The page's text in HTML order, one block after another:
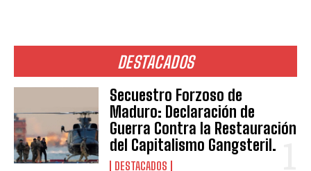
DESTACADOS
Secuestro Forzoso de
Maduro: Declaración de
Guerra Contra la Restauración
del Capitalismo Gangsteril.
DESTACADOS